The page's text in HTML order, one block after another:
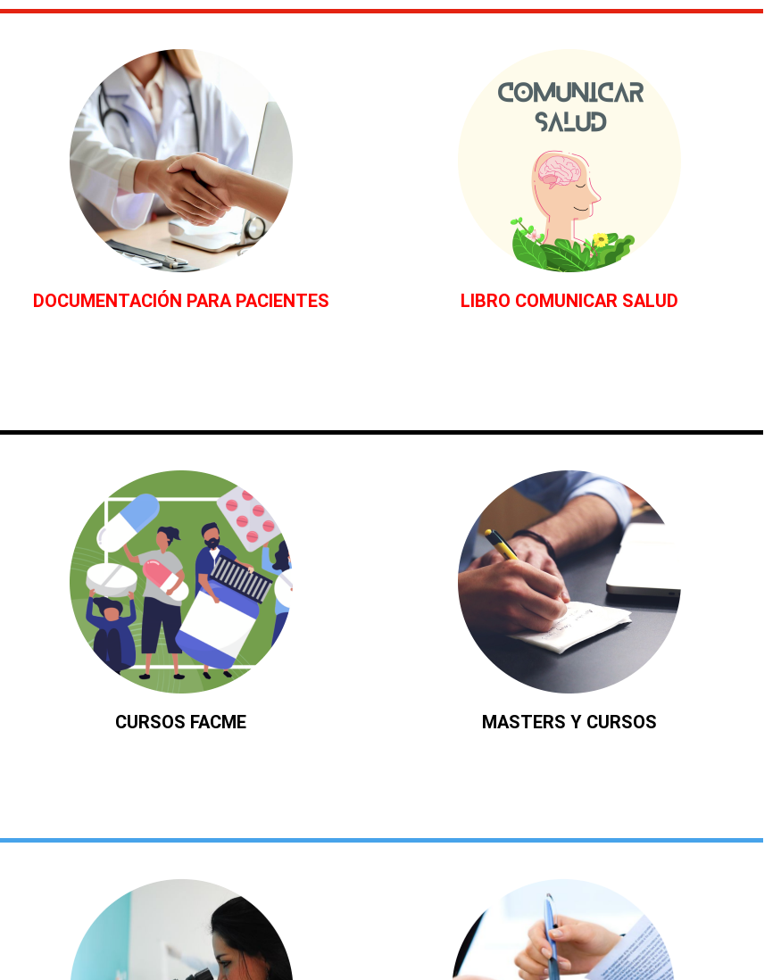
DOCUMENTACIÓN PARA PACIENTES LIBRO COMUNICAR SALUD
CURSOS FACME MASTERS Y CURSOS